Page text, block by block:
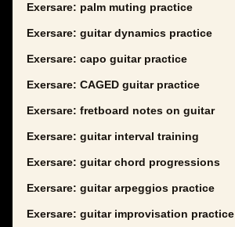
Exersare: palm muting practice
Exersare: guitar dynamics practice
Exersare: capo guitar practice
Exersare: CAGED guitar practice
Exersare: fretboard notes on guitar
Exersare: guitar interval training
Exersare: guitar chord progressions
Exersare: guitar arpeggios practice
Exersare: guitar improvisation practice